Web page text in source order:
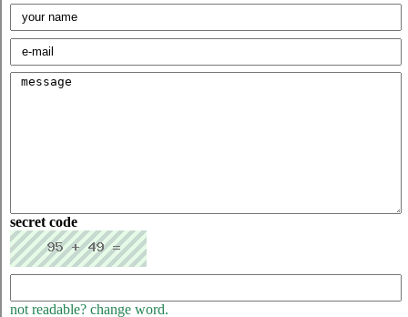
secret code
not readable? change word.